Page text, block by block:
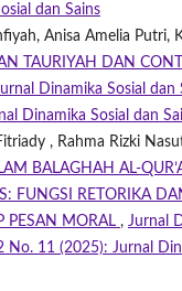
dan Sains
Anisa Amelia Putri,
TAURIYAH DAN
Dinamika Sosial dan
Dinamika Sosial dan
, Rahma Rizki
BALAGHAH AL-
FUNGSI RETORIKA
PESAN MORAL , Jurnal
No. 11 (2025): Jurnal